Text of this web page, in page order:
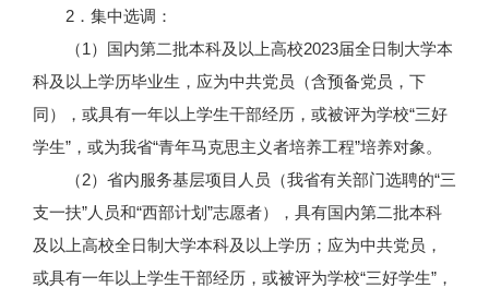
2．集中选调：
（1）国内第二批本科及以上高校2023届全日制大学本
科及以上学历毕业生，应为中共党员（含预备党员，下
同），或具有一年以上学生干部经历，或被评为学校“三好
学生”，或为我省“青年马克思主义者培养工程”培养对象。
（2）省内服务基层项目人员（我省有关部门选聘的“三
支一扶”人员和“西部计划”志愿者），具有国内第二批本科
及以上高校全日制大学本科及以上学历；应为中共党员，
或具有一年以上学生干部经历，或被评为学校“三好学生”，